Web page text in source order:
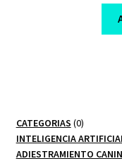
CATEGORIAS 00
INTELIGENCIA
ADIESTRAMIENTO